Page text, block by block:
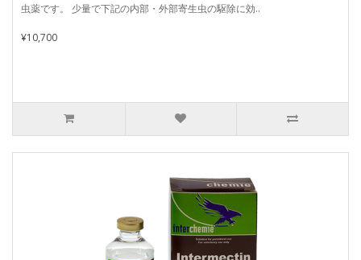
虫薬です。 少量で下記の内部・外部寄生虫の駆除に効..
¥10,700